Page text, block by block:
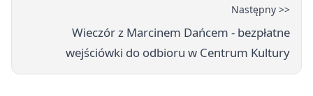
Następny >>
Wieczór z Marcinem Dańcem - bezpłatne
wejściówki do odbioru w Centrum Kultury